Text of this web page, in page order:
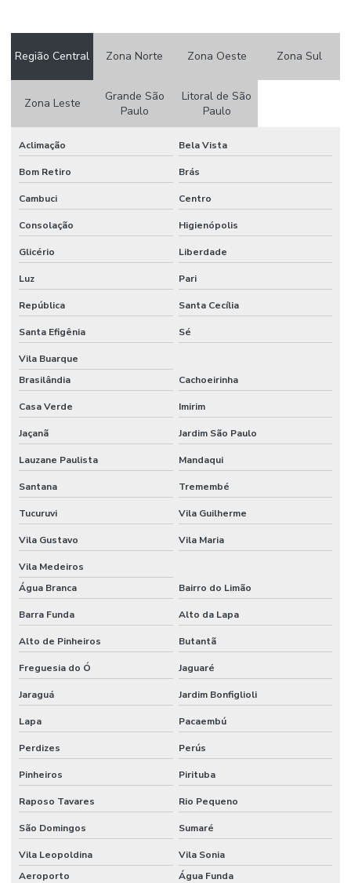
Etiquetas Adesivas
Etiquetas Adesivas 105 X 50mm
Etiquetas Adesivas Em Couche No Paraná
Etiquetas Adesivas Em Rolos
Etiquetas Adesivas Em Rolos De Diversas Medidas
Etiquetas Adesivas Para Caixas
Etiquetas Adesivas Para Embalagens
Etiquetas Adesivas Para Impressora
Etiquetas Adesivas Para Móveis
Etiquetas Adesivas Para Móveis Minas Gerais
Etiquetas Adesivas Personalizadas
Etiquetas Adesivas Personalizadas Em Santa Catarina
Etiquetas Adesivas Removíveis
Etiquetas Adesivas Resistentes Para Sacaria
Etiquetas Adesivas Sem Resíduo
Etiquetas Adesivas Térmicas Para Identificação
Etiquetas Autocolantes
Etiquetas Autocolantes Personalizadas
Etiquetas Bopp Adesiva
Etiquetas Bopp Adesiva Para Câmara Fria
Etiquetas Bopp Adesiva Para Congelados
Etiquetas Bopp Adesiva Para Identificação De Produtos
Etiquetas Bopp Para Laboratório
Etiquetas Bopp Removíveis Paraná
Etiquetas Bopp Removíveis Santa Catarina
Etiquetas Bopp Sem Cola Para Vidros
Etiquetas Couche Adesivas Sem Resíduo
Região Central Zona Norte Zona Oeste Zona Sul
Zona Leste
Grande São
Paulo
Litoral de São
Paulo
Aclimação Bela Vista
Bom Retiro Brás
Cambuci Centro
Consolação Higienópolis
Glicério Liberdade
Luz Pari
República Santa Cecília
Santa Efigênia Sé
Vila Buarque
Brasilândia
Cachoeirinha
Casa Verde Imirim
Jaçanã Jardim São Paulo
Lauzane Paulista Mandaqui
Santana Tremembé
Tucuruvi Vila Guilherme
Vila Gustavo Vila Maria
Vila Medeiros
Água Branca
Bairro do Limão
Barra Funda Alto da Lapa
Alto de Pinheiros Butantã
Freguesia do Ó Jaguaré
Jaraguá Jardim Bonfiglioli
Lapa Pacaembú
Perdizes Perús
Pinheiros Pirituba
Raposo Tavares Rio Pequeno
São Domingos Sumaré
Vila Leopoldina
Vila Sonia
Aeroporto
Água Funda